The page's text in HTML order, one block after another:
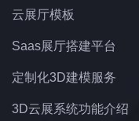
云展厅模板
Saas展厅搭建平台
定制化3D建模服务
3D云展系统功能介绍